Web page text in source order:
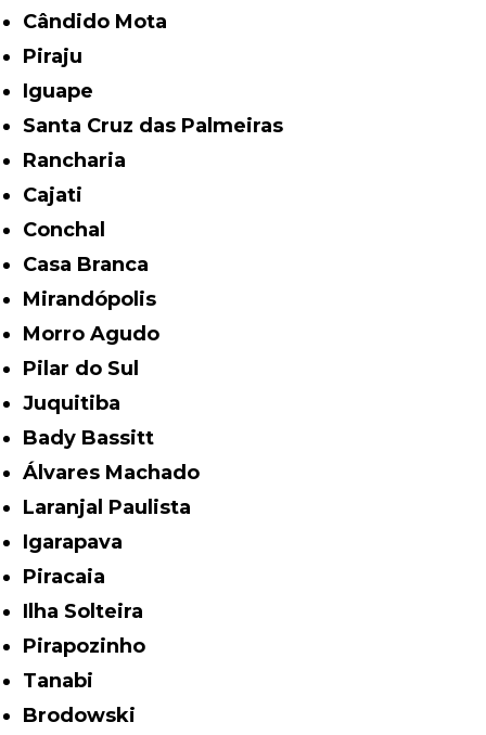
Cândido Mota
Piraju
Iguape
Santa Cruz das Palmeiras
Rancharia
Cajati
Conchal
Casa Branca
Mirandópolis
Morro Agudo
Pilar do Sul
Juquitiba
Bady Bassitt
Álvares Machado
Laranjal Paulista
Igarapava
Piracaia
Ilha Solteira
Pirapozinho
Tanabi
Brodowski